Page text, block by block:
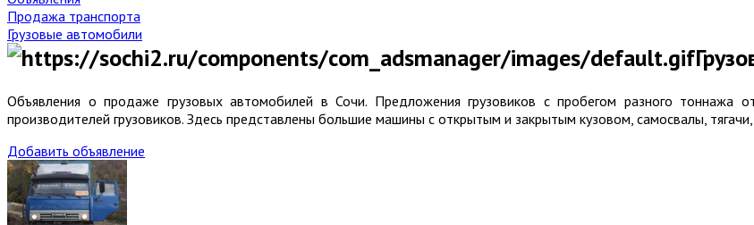
Продажа транспорта
Грузовые автомобили
Объявления о продаже грузовых автомобилей в Сочи. Предложения грузовиков с пробегом разного
производителей грузовиков. Здесь представлены большие машины с открытым и закрытым кузовом, самосвалы,
Добавить объявление